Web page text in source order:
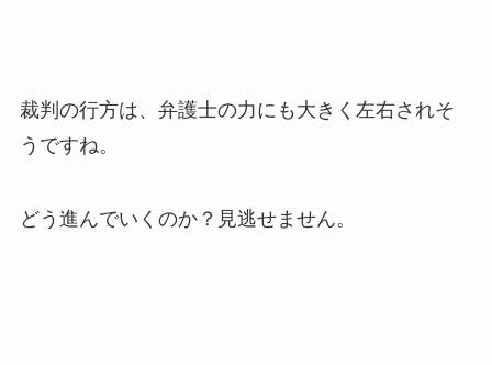
裁判の行方は、弁護士の力にも大きく左右されそ
うですね。
どう進んでいくのか？見逃せません。